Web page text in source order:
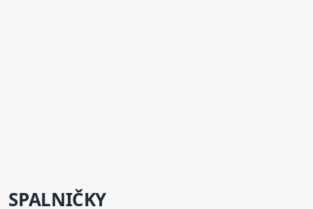
SPALNIČKY